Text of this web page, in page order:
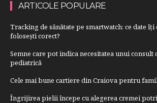
ARTICOLE POPULARE
Tracking de sănătate pe smartwatch: ce date îți
folosești corect?
Semne care pot indica necesitatea unui consult
pediatrică
Cele mai bune cartiere din Craiova pentru
Îngrijirea pielii începe cu alegerea cremei